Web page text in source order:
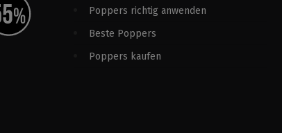
Poppers richtig anwenden
Beste Poppers
Poppers kaufen